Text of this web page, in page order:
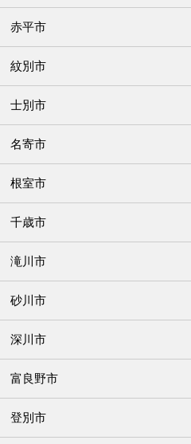
赤平市
紋別市
士別市
名寄市
根室市
千歳市
滝川市
砂川市
深川市
富良野市
登別市